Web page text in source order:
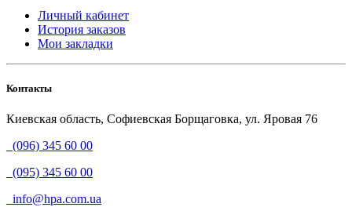
Личный кабинет
История заказов
Мои закладки
Контакты
Киевская область, Софиевская Борщаговка, ул. Яровая 76
(096) 345 60 00
(095) 345 60 00
info@hpa.com.ua